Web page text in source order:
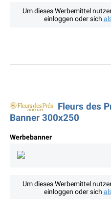
Um dieses Werbemittel
einloggen oder sich
Fleurs des
Banner 300x250
Werbebanner
Um dieses Werbemittel
einloggen oder sich